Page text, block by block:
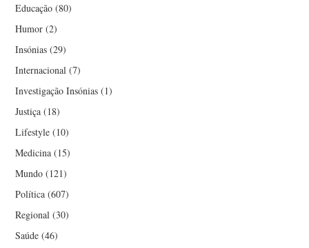
Educação (80)
Humor (2)
Insónias (29)
Internacional (7)
Investigação Insónias (1)
Justiça (18)
Lifestyle (10)
Medicina (15)
Mundo (121)
Política (607)
Regional (30)
Saúde (46)